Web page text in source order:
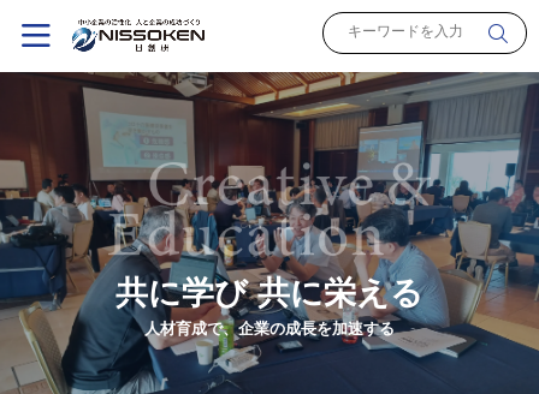
共に学び 共に栄える
人材育成で、企業の成長を加速する